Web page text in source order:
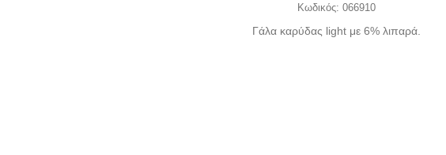
Κωδικός: 066910
Γάλα καρύδας light με 6% λιπαρά.